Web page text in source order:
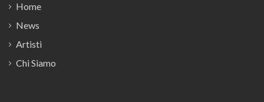
Home
News
Artisti
Chi Siamo